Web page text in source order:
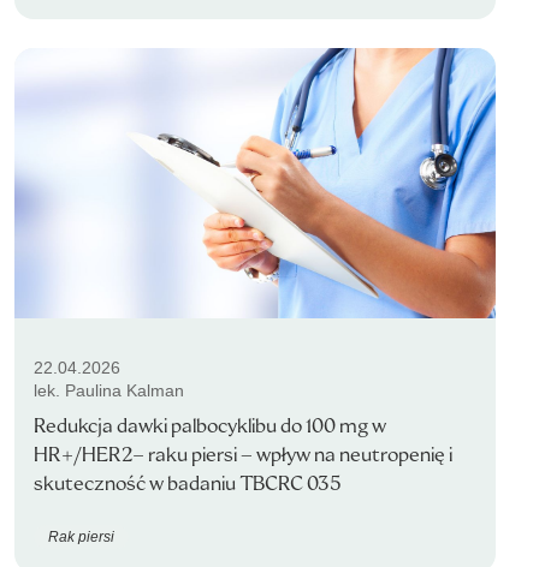
22.04.2026
lek. Paulina Kalman
Redukcja dawki palbocyklibu do 100 mg w
HR+/HER2− raku piersi – wpływ na neutropenię i
skuteczność w badaniu TBCRC 035
Rak piersi